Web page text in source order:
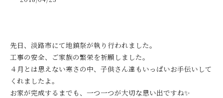
先日、淡路市にて地鎮祭が執り行われました。
工事の安全、ご家族の繁栄を祈願しました。
４月とは思えない寒さの中、子供さん達もいっぱいお手伝いして
くれましたよ。
お家が完成するまでも、一つ一つが大切な思い出ですね✨